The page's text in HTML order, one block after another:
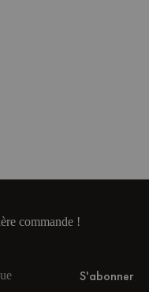
commande !
S'abonner